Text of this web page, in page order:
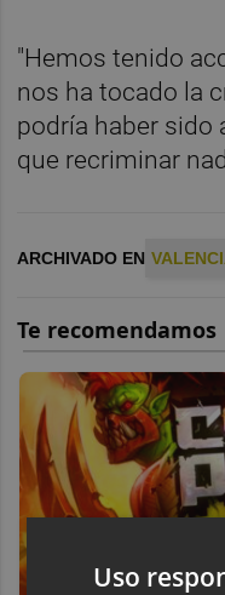
"Hemos tenido
nos ha tocado la
podría haber sido
que recriminar
ARCHIVADO EN
Uso